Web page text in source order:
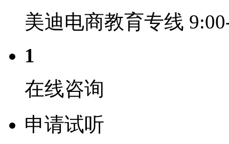
美迪电商教育专线
1
在线咨询
申请试听